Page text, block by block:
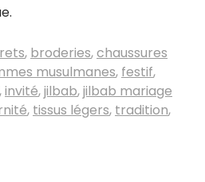
, broderies,chaussures
musulmanes, festif,
,invité,jilbab,jilbab mariage
, tissus légers, tradition,